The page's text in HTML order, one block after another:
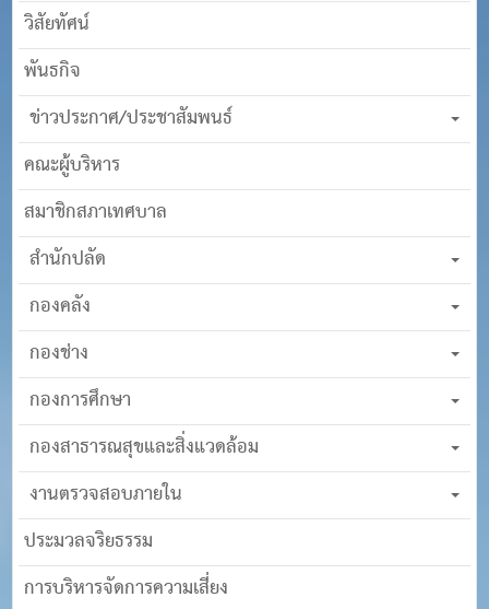
วิสัยทัศน์
พันธกิจ
ข่าวประกาศ/ประชาสัมพนธ์
คณะผู้บริหาร
สมาชิกสภาเทศบาล
สำนักปลัด
กองคลัง
กองช่าง
กองการศึกษา
กองสาธารณสุขและสิ่งแวดล้อม
งานตรวจสอบภายใน
ประมวลจริยธรรม
การบริหารจัดการความเสี่ยง